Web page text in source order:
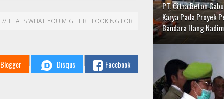
// THATS WHAT YOU MIGHT BE LOOKING FOR
Blogger Disqus Facebook
NASIONAL
Gusril Alizar Jabat
Bengkong